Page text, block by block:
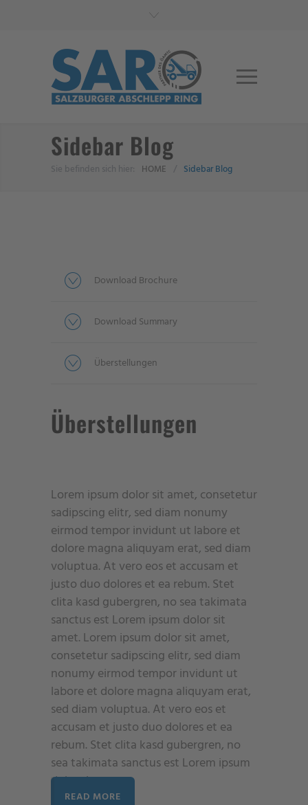
Sidebar Blog
Sie befinden sich hier: HOME / Sidebar Blog
Download Brochure
Download Summary
Überstellungen
Überstellungen
Lorem ipsum dolor sit amet, consetetur
sadipscing elitr, sed diam nonumy
eirmod tempor invidunt ut labore et
dolore magna aliquyam erat, sed diam
voluptua. At vero eos et accusam et
justo duo dolores et ea rebum. Stet
clita kasd gubergren, no sea takimata
sanctus est Lorem ipsum dolor sit
amet. Lorem ipsum dolor sit amet,
consetetur sadipscing elitr, sed diam
nonumy eirmod tempor invidunt ut
labore et dolore magna aliquyam erat,
sed diam voluptua. At vero eos et
accusam et justo duo dolores et ea
rebum. Stet clita kasd gubergren, no
sea takimata sanctus est Lorem ipsum
dolor sit amet.
READ MORE